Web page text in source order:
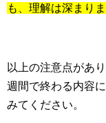
も、理解は深まり
以上の注意点があ
週間で終わる内容
みてください。